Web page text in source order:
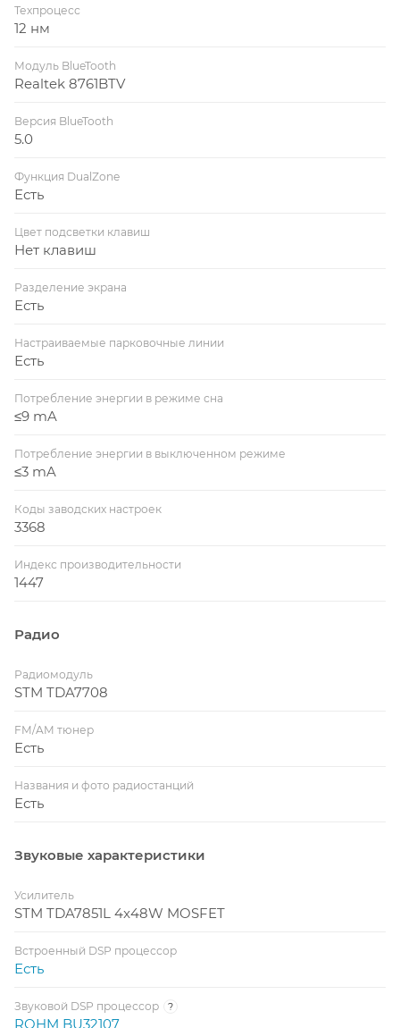
Техпроцесс
12 нм
Модуль BlueTooth
Realtek 8761BTV
Версия BlueTooth
5.0
Функция DualZone
Есть
Цвет подсветки клавиш
Нет клавиш
Разделение экрана
Есть
Настраиваемые парковочные линии
Есть
Потребление энергии в режиме сна
≤9 mA
Потребление энергии в выключенном режиме
≤3 mA
Коды заводских настроек
3368
Индекс производительности
1447
Радио
Радиомодуль
STM TDA7708
FM/AM тюнер
Есть
Названия и фото радиостанций
Есть
Звуковые характеристики
Усилитель
STM TDA7851L 4x48W MOSFET
Встроенный DSP процессор
Есть
Звуковой DSP процессор ?
ROHM BU32107